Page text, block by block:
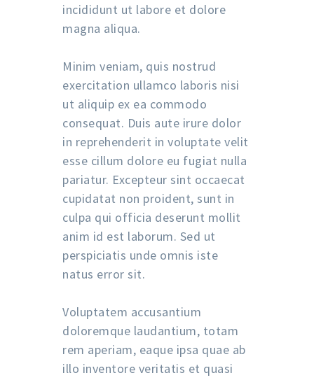
incididunt ut labore et dolore
magna aliqua.
Minim veniam, quis nostrud
exercitation ullamco laboris nisi
ut aliquip ex ea commodo
consequat. Duis aute irure dolor
in reprehenderit in voluptate velit
esse cillum dolore eu fugiat nulla
pariatur. Excepteur sint occaecat
cupidatat non proident, sunt in
culpa qui officia deserunt mollit
anim id est laborum. Sed ut
perspiciatis unde omnis iste
natus error sit.
Voluptatem accusantium
doloremque laudantium, totam
rem aperiam, eaque ipsa quae ab
illo inventore veritatis et quasi